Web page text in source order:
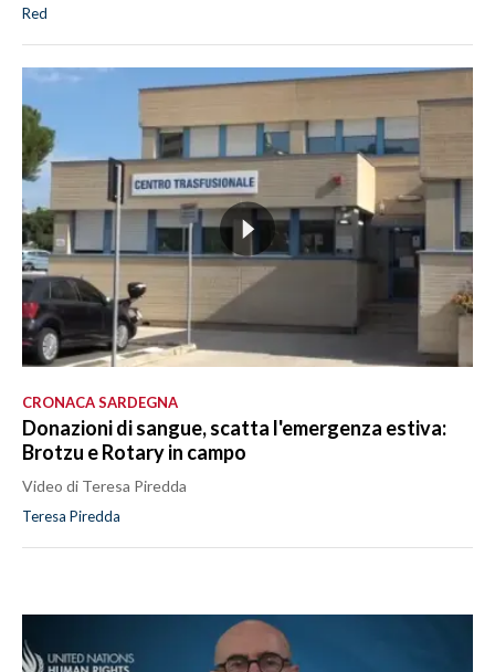
Red
CRONACA SARDEGNA
Donazioni di sangue, scatta l'emergenza estiva:
Brotzu e Rotary in campo
Video di Teresa Piredda
Teresa Piredda